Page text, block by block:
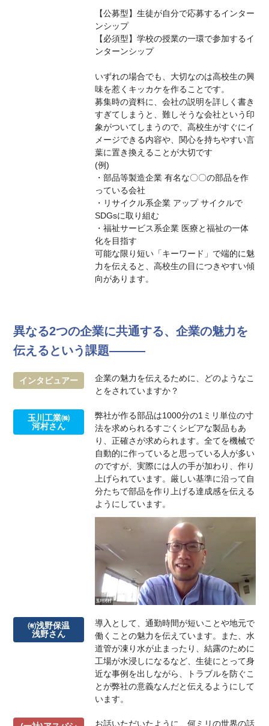
【公募型】生徒が自分で応募するインター
ンシップ
【必須型】学校の授業の一環で参加するイ
ンターンシップ
いずれの場合でも、大切なのは高校生の興
味を惹くキッカケを作ることです。
募集時の資料に、会社の説明を詳しく書き
すぎてしまうと、難しそうな会社という印
象がついてしまうので、高校生がすぐにイ
メージできる内容や、関心を持ちやすい言
葉に置き換えることが大切です
(例)
・部品等製造企業 有名な〇〇の部品を作
っている会社
・リサイクル系企業 アップ サイクルで
SDGsに取り組む
・福祉サービス系企業 医療と福祉の一体
化を目指す
可能な限り短い「キーワード」で端的に魅
力を伝えると、高校生の目につきやすい傾
向があります。
異なる2つの企業に共通する、企業の魅力を
伝えるという課題―――
インタビュアー
企業の魅力を伝えるために、どのようなこ
とをされていますか？
玉川工業㈱
河村さん
弊社が作る部品は1000分の1ミリ単位の寸
法を求められるすごくシビアな製品もあ
り、正確さが求められます。全てを機械で
自動的に作っていると思っている人が多い
のですが、実際には人の手が加わり、作り
上げられています。厳しい基準に沿って自
分たちで部品を作り上げる達成感を伝える
ようにしています。
㈲浅野保温
浅野さん
導入として、通勤時間が短いことや地元で
働くことの魅力を伝えています。また、水
道管が凍り水が止まったり、結露のために
工場が水浸しになるなど、生徒にとって身
近な事例を出しながら、トラブルを防ぐこ
とが弊社の意義なんだと伝えるようにして
います。
お話いただいたように、何ミリの世界の話